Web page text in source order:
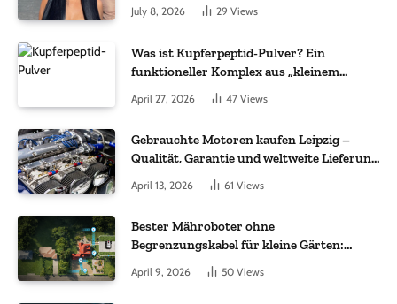
July 8, 2026 29 Views
Was ist Kupferpeptid-Pulver? Ein
funktioneller Komplex aus „kleinem
Molekül + Metall“
April 27, 2026 47 Views
Gebrauchte Motoren kaufen Leipzig –
Qualität, Garantie und weltweite Lieferung
April 13, 2026 61 Views
Bester Mähroboter ohne
Begrenzungskabel für kleine Gärten:
Worauf es bei 200 bis 500 m² wirklich
ankommt
April 9, 2026 50 Views